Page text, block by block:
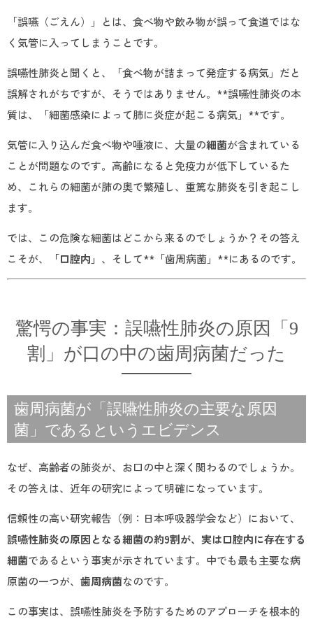
「誤嚥（ごえん）」とは、食べ物や飲み物が誤って食道ではな
く気管に入ってしまうことです。
誤嚥性肺炎と聞くと、「食べ物が詰まって発症する病気」だと
誤解されがちですが、そうではありません。**誤嚥性肺炎の本
質は、「細菌感染によって肺に炎症が起こる病気」**です。
気管に入り込んだ食べ物や唾液に、大量の細菌が含まれている
ことが問題なのです。高齢になると免疫力が低下しているた
め、これらの細菌が肺の奥で繁殖し、重篤な肺炎を引き起こし
ます。
では、この危険な細菌はどこから来るのでしょうか？その答え
こそが、
「口腔内」 、そして**「歯周病菌」**にあるのです。
驚愕の事実：誤嚥性肺炎の原因「9
割」が口の中の歯周病菌だった
歯周病菌が「誤嚥性肺炎の主要な原因
菌」であるというエビデンス
なぜ、高齢者の肺炎が、お口の中と深く関わるのでしょうか。
その答えは、近年の研究によって明確になっています。
信頼性の高い研究報告（例：日本呼吸器学会など）において、
誤嚥性肺炎の原因となる細菌の約9割が、実は口腔内に存在する
細菌であるという事実が示されています。中でも最も主要な病
原菌の一つが、 歯周病菌なのです。
この事実は、誤嚥性肺炎を予防するためのアプローチを根本的